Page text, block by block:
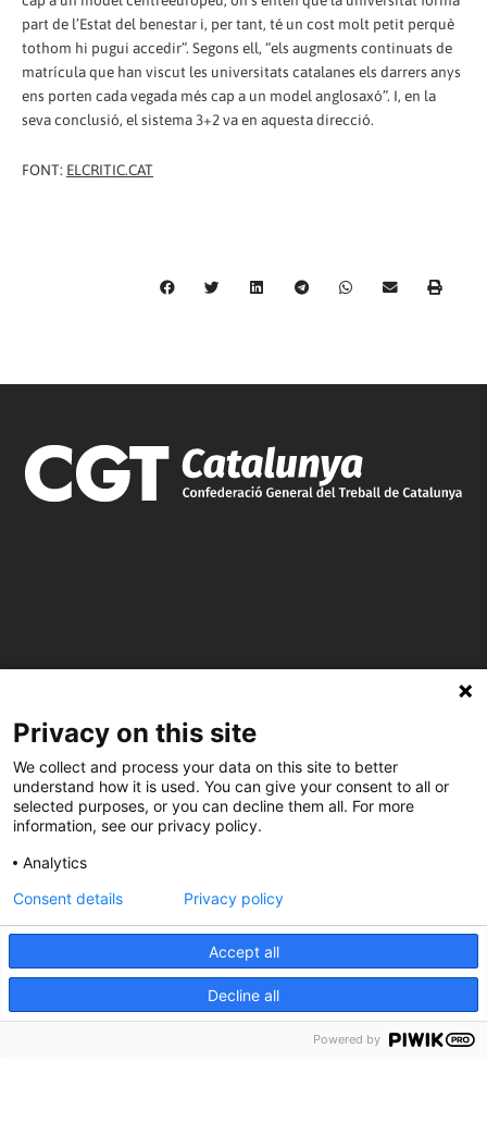
part de l’Estat del benestar i, per tant, té un cost molt petit perquè
tothom hi pugui accedir”. Segons ell, “els augments continuats de
matrícula que han viscut les universitats catalanes els darrers anys
ens porten cada vegada més cap a un model anglosaxó”. I, en la
seva conclusió, el sistema 3+2 va en aquesta direcció.
FONT: ELCRITIC.CAT
spccc@ spcgtcatalunya.cat
935 120 481
@CGTCatalunya
cgtcatalunya
Privacy on this site
We collect and process your data on this site to better
understand how it is used. You can give your consent to all or
selected purposes, or you can decline them all. For more
information, see our privacy policy.
Analytics
Accept all
Decline all
Consent details Privacy policy
Powered by